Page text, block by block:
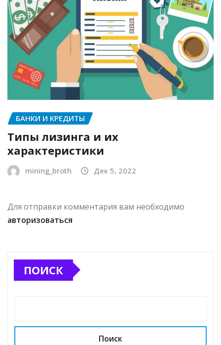
БАНКИ И КРЕДИТЫ
Типы лизинга и их
характеристики
mining_broth Дек 5, 2022
Для отправки комментария вам необходимо
авторизоваться
ПОИСК
Поиск